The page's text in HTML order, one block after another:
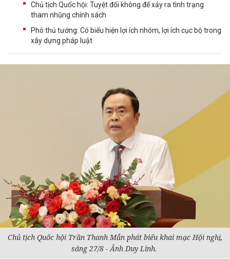
Chủ tịch Quốc hội: Tuyệt đối không để xảy ra tình trạng
tham nhũng chính sách
Phó thủ tướng: Có biểu hiện lợi ích nhóm, lợi ích cục bộ trong
xây dựng pháp luật
Chủ tịch Quốc hội Trần Thanh Mẫn phát biểu khai mạc Hội nghị,
sáng 27/8 - Ảnh Duy Linh.